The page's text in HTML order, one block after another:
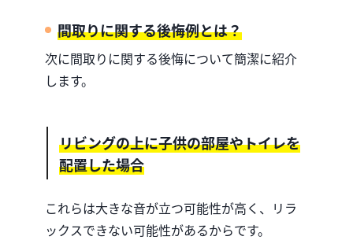
間取りに関する後悔例とは？
次に間取りに関する後悔について簡潔に紹介
します。
リビングの上に子供の部屋やトイレを
配置した場合
これらは大きな音が立つ可能性が高く、リラ
ックスできない可能性があるからです。